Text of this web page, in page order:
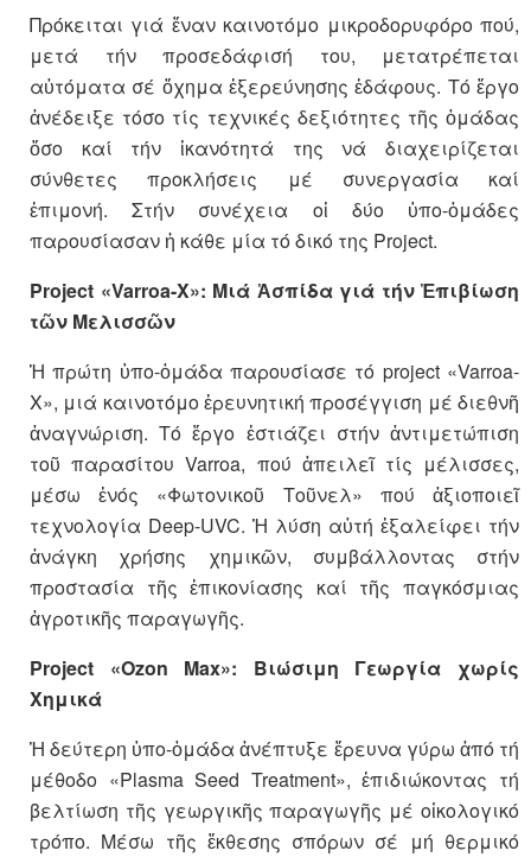
Πρόκειται γιά ἕναν καινοτόμο μικροδορυφόρο πού,
μετά τήν προσεδάφισή του, μετατρέπεται
αὐτόματα σέ ὄχημα ἐξερεύνησης ἐδάφους. Τό ἔργο
ἀνέδειξε τόσο τίς τεχνικές δεξιότητες τῆς ὁμάδας
ὅσο καί τήν ἱκανότητά της νά διαχειρίζεται
σύνθετες προκλήσεις μέ συνεργασία καί
ἐπιμονή. Στήν συνέχεια οἱ δύο ὑπο-ὁμάδες
παρουσίασαν ἡ κάθε μία τό δικό της Project.
Project «Varroa-X»: Μιά Ἀσπίδα γιά τήν Ἐπιβίωση
τῶν Μελισσῶν
Ἡ πρώτη ὑπο-ὁμάδα παρουσίασε τό project «Varroa-
X», μιά καινοτόμο ἐρευνητική προσέγγιση μέ διεθνῆ
ἀναγνώριση. Τό ἔργο ἑστιάζει στήν ἀντιμετώπιση
τοῦ παρασίτου Varroa, πού ἀπειλεῖ τίς μέλισσες,
μέσω ἑνός «Φωτονικοῦ Τοῦνελ» πού ἀξιοποιεῖ
τεχνολογία Deep-UVC. Ἡ λύση αὐτή ἐξαλείφει τήν
ἀνάγκη χρήσης χημικῶν, συμβάλλοντας στήν
προστασία τῆς ἐπικονίασης καί τῆς παγκόσμιας
ἀγροτικῆς παραγωγῆς.
Project «Ozon Max»: Βιώσιμη Γεωργία χωρίς
Χημικά
Ἡ δεύτερη ὑπο-ὁμάδα ἀνέπτυξε ἔρευνα γύρω ἀπό τή
μέθοδο «Plasma Seed Treatment», ἐπιδιώκοντας τή
βελτίωση τῆς γεωργικῆς παραγωγῆς μέ οἰκολογικό
τρόπο. Μέσω τῆς ἔκθεσης σπόρων σέ μή θερμικό